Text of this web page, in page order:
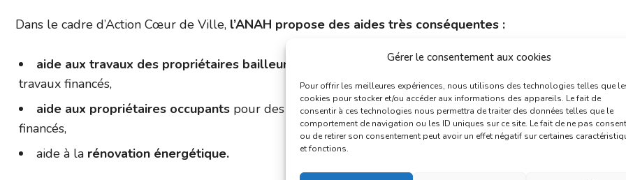
Gérer le consentement aux cookies
Pour offrir les meilleures expériences, nous utilisons des technologies telles que
cookies pour stocker et/ou accéder aux informations des appareils. Le fait de
consentir à ces technologies nous permettra de traiter des données telles que le
comportement de navigation ou les ID uniques sur ce site. Le fait de ne pas
ou de retirer son consentement peut avoir un effet négatif sur certaines
et fonctions.
Dans le cadre d’Action Cœur de Ville, l’ANAH propose des aides très conséquentes :
aide aux travaux des propriétaires bailleurs pour des travaux lourds ou d’amélioration :25% à 35%
travaux financés,
aide aux propriétaires occupants pour des travaux lourds ou d’amélioration :35% à 50%des travaux
financés,
aide à la rénovation énergétique.